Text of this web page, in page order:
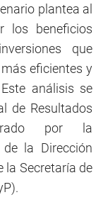
plantea al
los beneficios
que
eficientes y
análisis se
de Resultados
por la
la Dirección
la Secretaría de